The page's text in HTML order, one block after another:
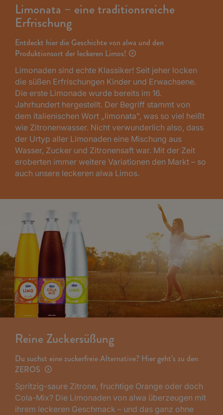
Limonata – eine traditionsreiche
Erfrischung
Entdeckt hier die Geschichte von alwa und den
Produktionsort der leckeren Limos!
Limonaden sind echte Klassiker! Seit jeher locken
die süßen Erfrischungen Kinder und Erwachsene.
Die erste Limonade wurde bereits im 16.
Jahrhundert hergestellt. Der Begriff stammt von
dem italienischen Wort „limonata", was so viel heißt
wie Zitronenwasser. Nicht verwunderlich also, dass
der Urtyp aller Limonaden eine Mischung aus
Wasser, Zucker und Zitronensaft war. Mit der Zeit
eroberten immer weitere Variationen den Markt – so
auch unsere leckeren alwa Limos.
Reine Zuckersüßung
Du suchst eine zuckerfreie Alternative? Hier geht’s zu den
ZEROS
Spritzig-saure Zitrone, fruchtige Orange oder doch
Cola-Mix? Die Limonaden von alwa überzeugen mit
ihrem leckeren Geschmack – und das ganz ohne